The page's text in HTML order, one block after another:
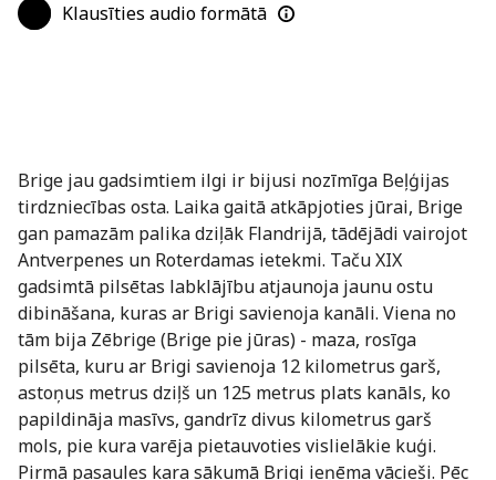
Klausīties audio formātā
Brige jau gadsimtiem ilgi ir bijusi nozīmīga Beļģijas
tirdzniecības osta. Laika gaitā atkāpjoties jūrai, Brige
gan pamazām palika dziļāk Flandrijā, tādējādi vairojot
Antverpenes un Roterdamas ietekmi. Taču XIX
gadsimtā pilsētas labklājību atjaunoja jaunu ostu
dibināšana, kuras ar Brigi savienoja kanāli. Viena no
tām bija Zēbrige (Brige pie jūras) - maza, rosīga
pilsēta, kuru ar Brigi savienoja 12 kilometrus garš,
astoņus metrus dziļš un 125 metrus plats kanāls, ko
papildināja masīvs, gandrīz divus kilometrus garš
mols, pie kura varēja pietauvoties vislielākie kuģi.
Pirmā pasaules kara sākumā Brigi ieņēma vācieši. Pēc